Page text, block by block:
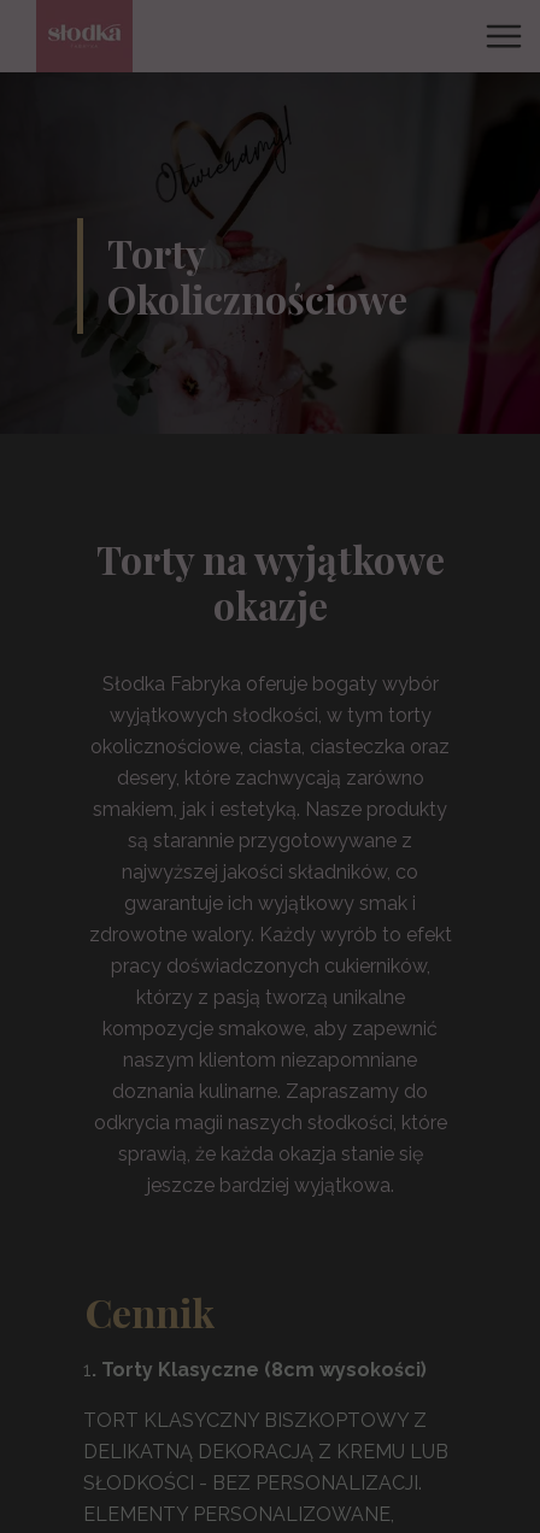
Torty
Okolicznościowe
1. Torty Klasyczne (8cm wysokości)
TORT KLASYCZNY BISZKOPTOWY Z
DELIKATNĄ DEKORACJĄ Z KREMU LUB
SŁODKOŚCI - BEZ PERSONALIZACJI.
ELEMENTY PERSONALIZOWANE,
Cennik
Torty na wyjątkowe
okazje
Słodka Fabryka oferuje bogaty wybór
wyjątkowych słodkości, w tym torty
okolicznościowe, ciasta, ciasteczka oraz
desery, które zachwycają zarówno
smakiem, jak i estetyką. Nasze produkty
są starannie przygotowywane z
najwyższej jakości składników, co
gwarantuje ich wyjątkowy smak i
zdrowotne walory. Każdy wyrób to efekt
pracy doświadczonych cukierników,
którzy z pasją tworzą unikalne
kompozycje smakowe, aby zapewnić
naszym klientom niezapomniane
doznania kulinarne. Zapraszamy do
odkrycia magii naszych słodkości, które
sprawią, że każda okazja stanie się
jeszcze bardziej wyjątkowa.